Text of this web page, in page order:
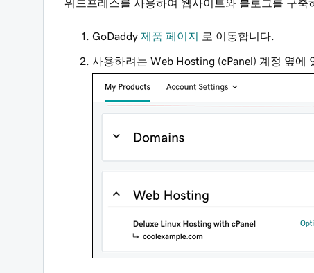
워드프레스를 사용하여 웹사이트와 블로그를 구
GoDaddy 제품 페이지 로 이동합니다.
사용하려는 Web Hosting (cPanel) 계정 옆에